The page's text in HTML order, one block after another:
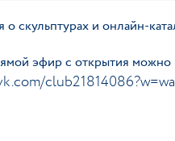
скульптурах и онлайн-
эфир с открытия можно